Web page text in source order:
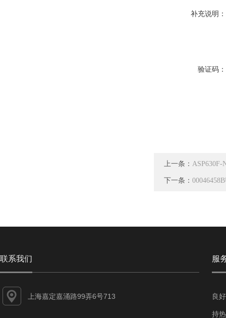
补充说明：
验证码：
上一条： ASP630F-
下一条：
联系我们
上海嘉定嘉涌路99弄6号713
服
良
持